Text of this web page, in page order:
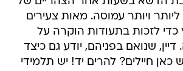
ליותר ויותר עמוסה. מאות צעירים
כדי לזכות בתעודות הוקרה על
שנואם בפניהם, יודע גם כיצד
כאן חיילים? להרים יד! יש תלמידי